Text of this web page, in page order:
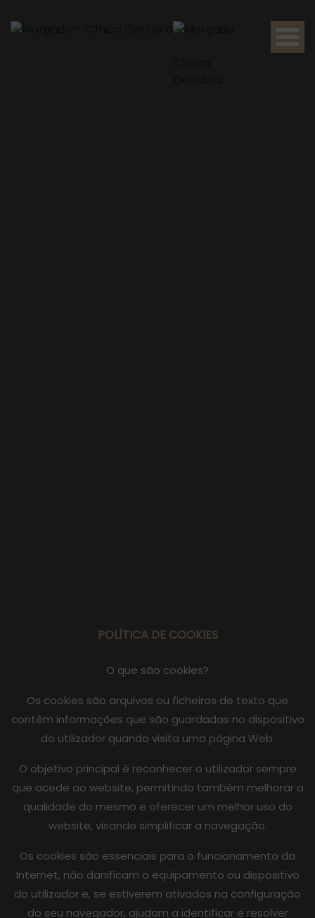
POLÍTICA DE COOKIES
O que são cookies?
Os cookies são arquivos ou ficheiros de texto que
contêm informações que são guardadas no dispositivo
do utilizador quando visita uma página Web.
O objetivo principal é reconhecer o utilizador sempre
que acede ao website, permitindo também melhorar a
qualidade do mesmo e oferecer um melhor uso do
website, visando simplificar a navegação.
Os cookies são essenciais para o funcionamento da
Internet, não danificam o equipamento ou dispositivo
do utilizador e, se estiverem ativados na configuração
do seu navegador, ajudam a identificar e resolver